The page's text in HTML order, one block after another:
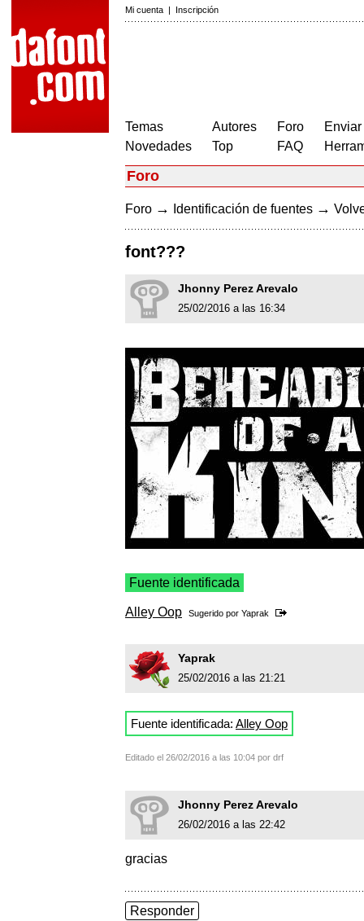
Mi cuenta | Inscripción
Temas
Novedades
Autores
Top
Foro
FAQ
Foro
Foro → Identificación de fuentes →
font???
Jhonny Perez Arevalo
25/02/2016 a las 16:34
Fuente identificada
Alley Oop Sugerido por Yaprak
Yaprak
25/02/2016 a las 21:21
Fuente identificada: Alley Oop
Editado el 26/02/2016 a las 10:04 por drf
Jhonny Perez Arevalo
26/02/2016 a las 22:42
gracias
Responder